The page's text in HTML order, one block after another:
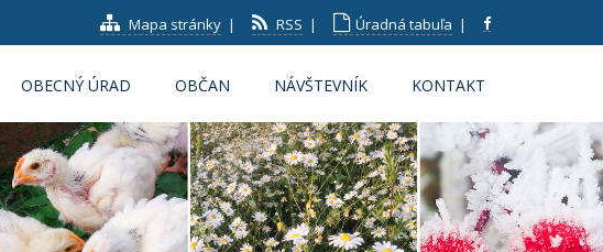
Mapa stránky | RSS | Úradná tabuľa |
OBECNÝ ÚRAD OBČAN NÁVŠTEVNÍK KONTAKT